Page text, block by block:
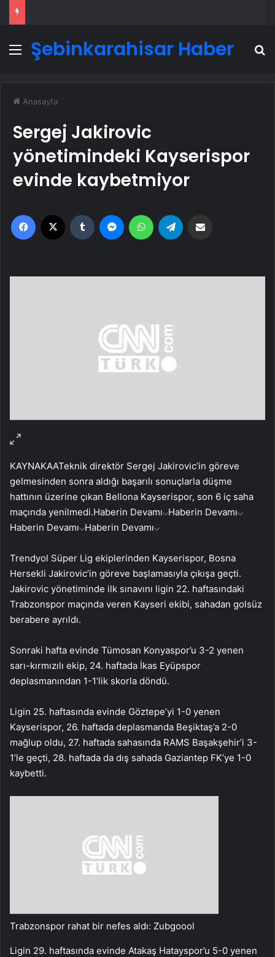
Menü
Şebinkarahisar Haber
Anasayfa
Sergej Jakirovic
yönetimindeki Kayserispor
evinde kaybetmiyor
Facebook Tumblr MessengerWhatsApp
KAYNAKAATeknik direktör Sergej Jakirovic’in göreve
gelmesinden sonra aldığı başarılı sonuçlarla düşme
hattının üzerine çıkan Bellona Kayserispor, son 6 iç saha
maçında yenilmedi.Haberin Devamı Haberin Devamı
Haberin Devamı Haberin Devamı
Trendyol Süper Lig ekiplerinden Kayserispor, Bosna
Hersekli Jakirovic’in göreve başlamasıyla çıkışa geçti.
Jakirovic yönetiminde ilk sınavını ligin 22. haftasındaki
Trabzonspor maçında veren Kayseri ekibi, sahadan golsüz
berabere ayrıldı.
Sonraki hafta evinde Tümosan Konyaspor’u 3-2 yenen
sarı-kırmızılı ekip, 24. haftada İkas Eyüpspor
deplasmanından 1-1’lik skorla döndü.
Ligin 25. haftasında evinde Göztepe’yi 1-0 yenen
Kayserispor, 26. haftada deplasmanda Beşiktaş’a 2-0
mağlup oldu, 27. haftada sahasında RAMS Başakşehir’i 3-
1’le geçti, 28. haftada da dış sahada Gaziantep FK’ye 1-0
kaybetti.
Trabzonspor rahat bir nefes aldı: Zubgoool
Ligin 29. haftasında evinde Atakaş Hatayspor’u 5-0 yenen